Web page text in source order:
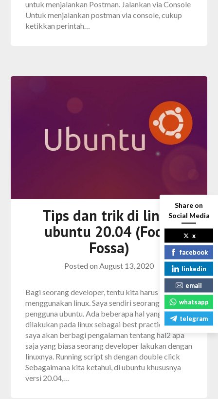
untuk menjalankan Postman. Jalankan via Console
Untuk menjalankan postman via console, cukup
ketikkan perintah…
Tips dan trik di linux
ubuntu 20.04 (Focal
Fossa)
Posted on August 13, 2020
Bagi seorang developer, tentu kita harus terbiasa
menggunakan linux. Saya sendiri seorang
pengguna ubuntu. Ada beberapa hal yang sering
dilakukan pada linux sebagai best practice. Disini
saya akan berbagi pengalaman tentang hal2 apa
saja yang biasa seorang developer lakukan dengan
linuxnya. Running script sh dengan double click
Sebagaimana kita ketahui, di ubuntu khususnya
versi 20.04,…
Share on
Social Media
x
facebook
linkedin
email
whatsapp
telegram